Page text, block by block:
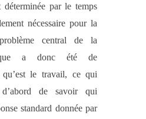
déterminée par le temps
nécessaire pour la
central de la
a donc été de
le travail, ce qui
de savoir qui
standard donnée par